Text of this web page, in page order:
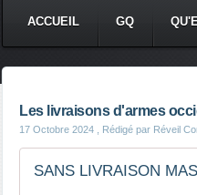
ACCUEIL GQ
Les livraisons d'armes
17 Octobre 2024 , Rédigé par Réveil